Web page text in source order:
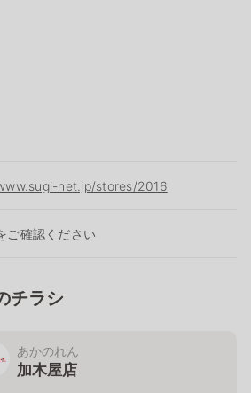
net.jp/stores/2016
ご確認ください
チラシ
あかのれん
加木屋店